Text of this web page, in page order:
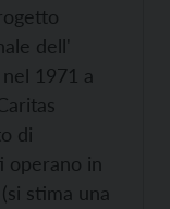
dell'
1971 a
di
operano in
stima una